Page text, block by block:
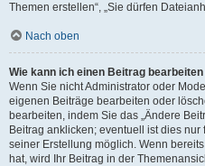
Themen erstellen“, „Sie dürfen
Nach oben
Wie kann ich einen Beitrag
Wenn Sie nicht Administrator oder
eigenen Beiträge bearbeiten oder
bearbeiten, indem Sie das „Ändere
Beitrag anklicken; eventuell ist dies
seiner Erstellung möglich. Wenn
hat, wird Ihr Beitrag in der